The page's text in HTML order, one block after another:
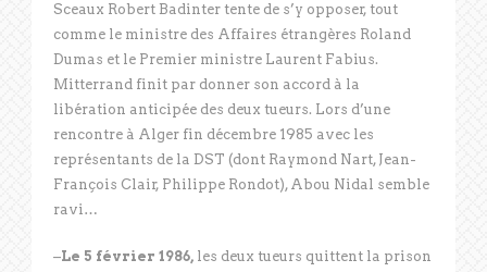
Sceaux Robert Badinter tente de s’y opposer, tout
comme le ministre des Affaires étrangères Roland
Dumas et le Premier ministre Laurent Fabius.
Mitterrand finit par donner son accord à la
libération anticipée des deux tueurs. Lors d’une
rencontre à Alger fin décembre 1985 avec les
représentants de la DST (dont Raymond Nart, Jean-
François Clair, Philippe Rondot), Abou Nidal semble
ravi…
–Le 5 février 1986, les deux tueurs quittent la prison